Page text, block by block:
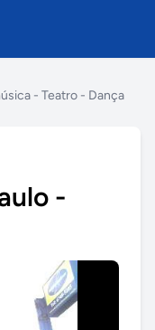
- Teatro - Dança
-